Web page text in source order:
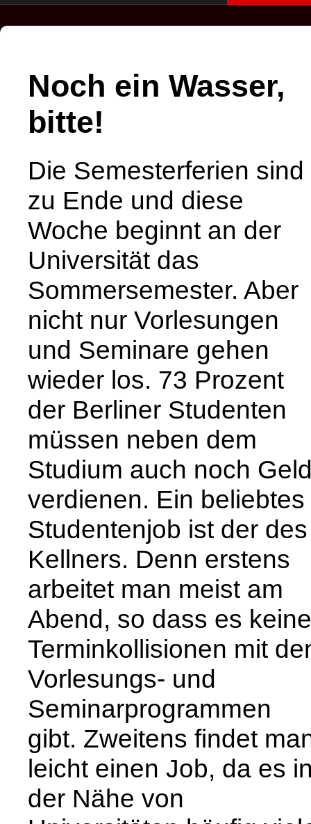
Noch ein Wasser,
bitte!
Die Semesterferien sind
zu Ende und diese
Woche beginnt an der
Universität das
Sommersemester. Aber
nicht nur Vorlesungen
und Seminare gehen
wieder los. 73 Prozent
der Berliner Studenten
müssen neben dem
Studium auch noch
verdienen. Ein beliebtes
Studentenjob ist der des
Kellners. Denn erstens
arbeitet man meist am
Abend, so dass es keine
Terminkollisionen mit
Vorlesungs- und
Seminarprogrammen
gibt. Zweitens findet
leicht einen Job, da es
der Nähe von